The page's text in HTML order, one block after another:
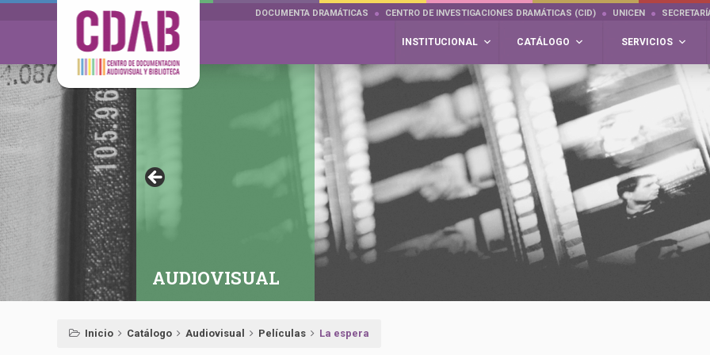
DOCUMENTA DRAMÁTICAS CENTRO DE INVESTIGACIONES DRAMÁTICAS (CID) UNICEN
INSTITUCIONAL CATÁLOGO SERVICIOS
AUDIOVISUAL
Inicio Catálogo Audiovisual Películas La espera